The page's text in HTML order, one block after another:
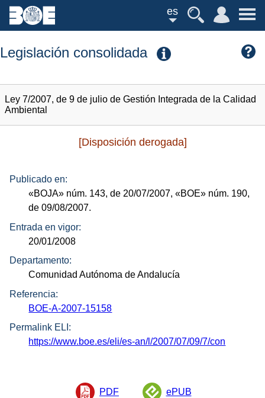
es
Legislación consolidada
Ley 7/2007, de 9 de julio de Gestión Integrada de la Calidad
Ambiental
[Disposición derogada]
Publicado en:
«BOJA» núm. 143, de 20/07/2007,«BOE» núm. 190,
de 09/08/2007.
Entrada en vigor:
20/01/2008
Departamento:
Comunidad Autónoma de Andalucía
Referencia:
BOE-A-2007-15158
Permalink ELI:
https://www.boe.es/eli/es-an/l/2007/07/09/7/con
PDF ePUB